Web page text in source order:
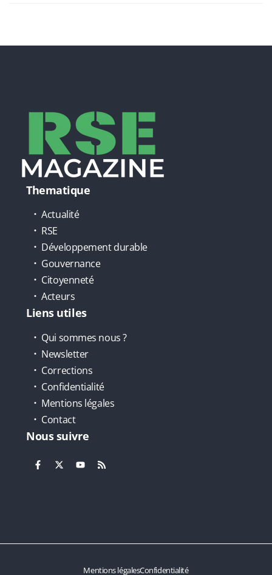
Thematique
Actualité
RSE
Développement durable
Gouvernance
Citoyenneté
Acteurs
Liens utiles
Qui sommes nous ?
Newsletter
Corrections
Confidentialité
Mentions légales
Contact
Nous suivre
Mentions légalesConfidentialité